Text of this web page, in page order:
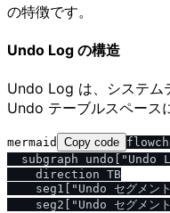
の特徴です。
Undo Log の構造
Undo Log は、システム
Undo テーブルスペース
mermaid Copy code
subgraph undo["Undo
    direction TB
seg1["Undo セグメン
seg2["Undo セグメン